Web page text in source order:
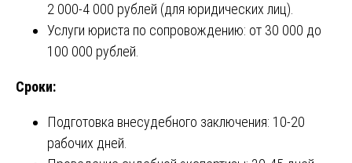
2 000-4 000 рублей (для юридических лиц).
Услуги юриста по сопровождению: от 30 000 до
100 000 рублей.
Сроки:
Подготовка внесудебного заключения: 10-20
рабочих дней.